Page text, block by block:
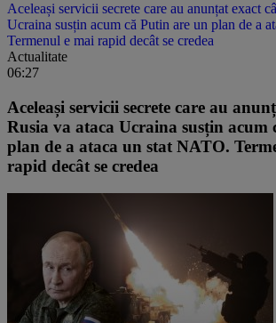
Aceleași servicii secrete care au anunțat exact
Ucraina susțin acum că Putin are un plan de a
Termenul e mai rapid decât se credea
Actualitate
06:27
Aceleași servicii secrete care au
Rusia va ataca Ucraina susțin acum
plan de a ataca un stat NATO.
rapid decât se credea